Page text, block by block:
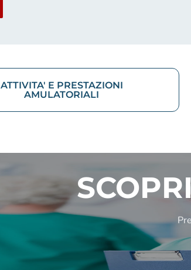
ATTIVITA' E PRESTAZIONI
AMULATORIALI